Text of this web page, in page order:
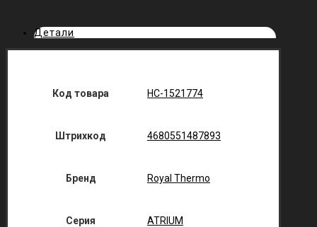
Детали
Код товара НС-1521774
Штрихкод 4680551487893
Бренд Royal Thermo
Серия ATRIUM